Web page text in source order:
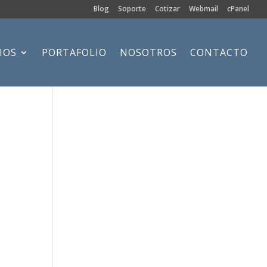
Blog Soporte Cotizar Webmail cPanel
PORTAFOLIO NOSOTROS CONTACTO